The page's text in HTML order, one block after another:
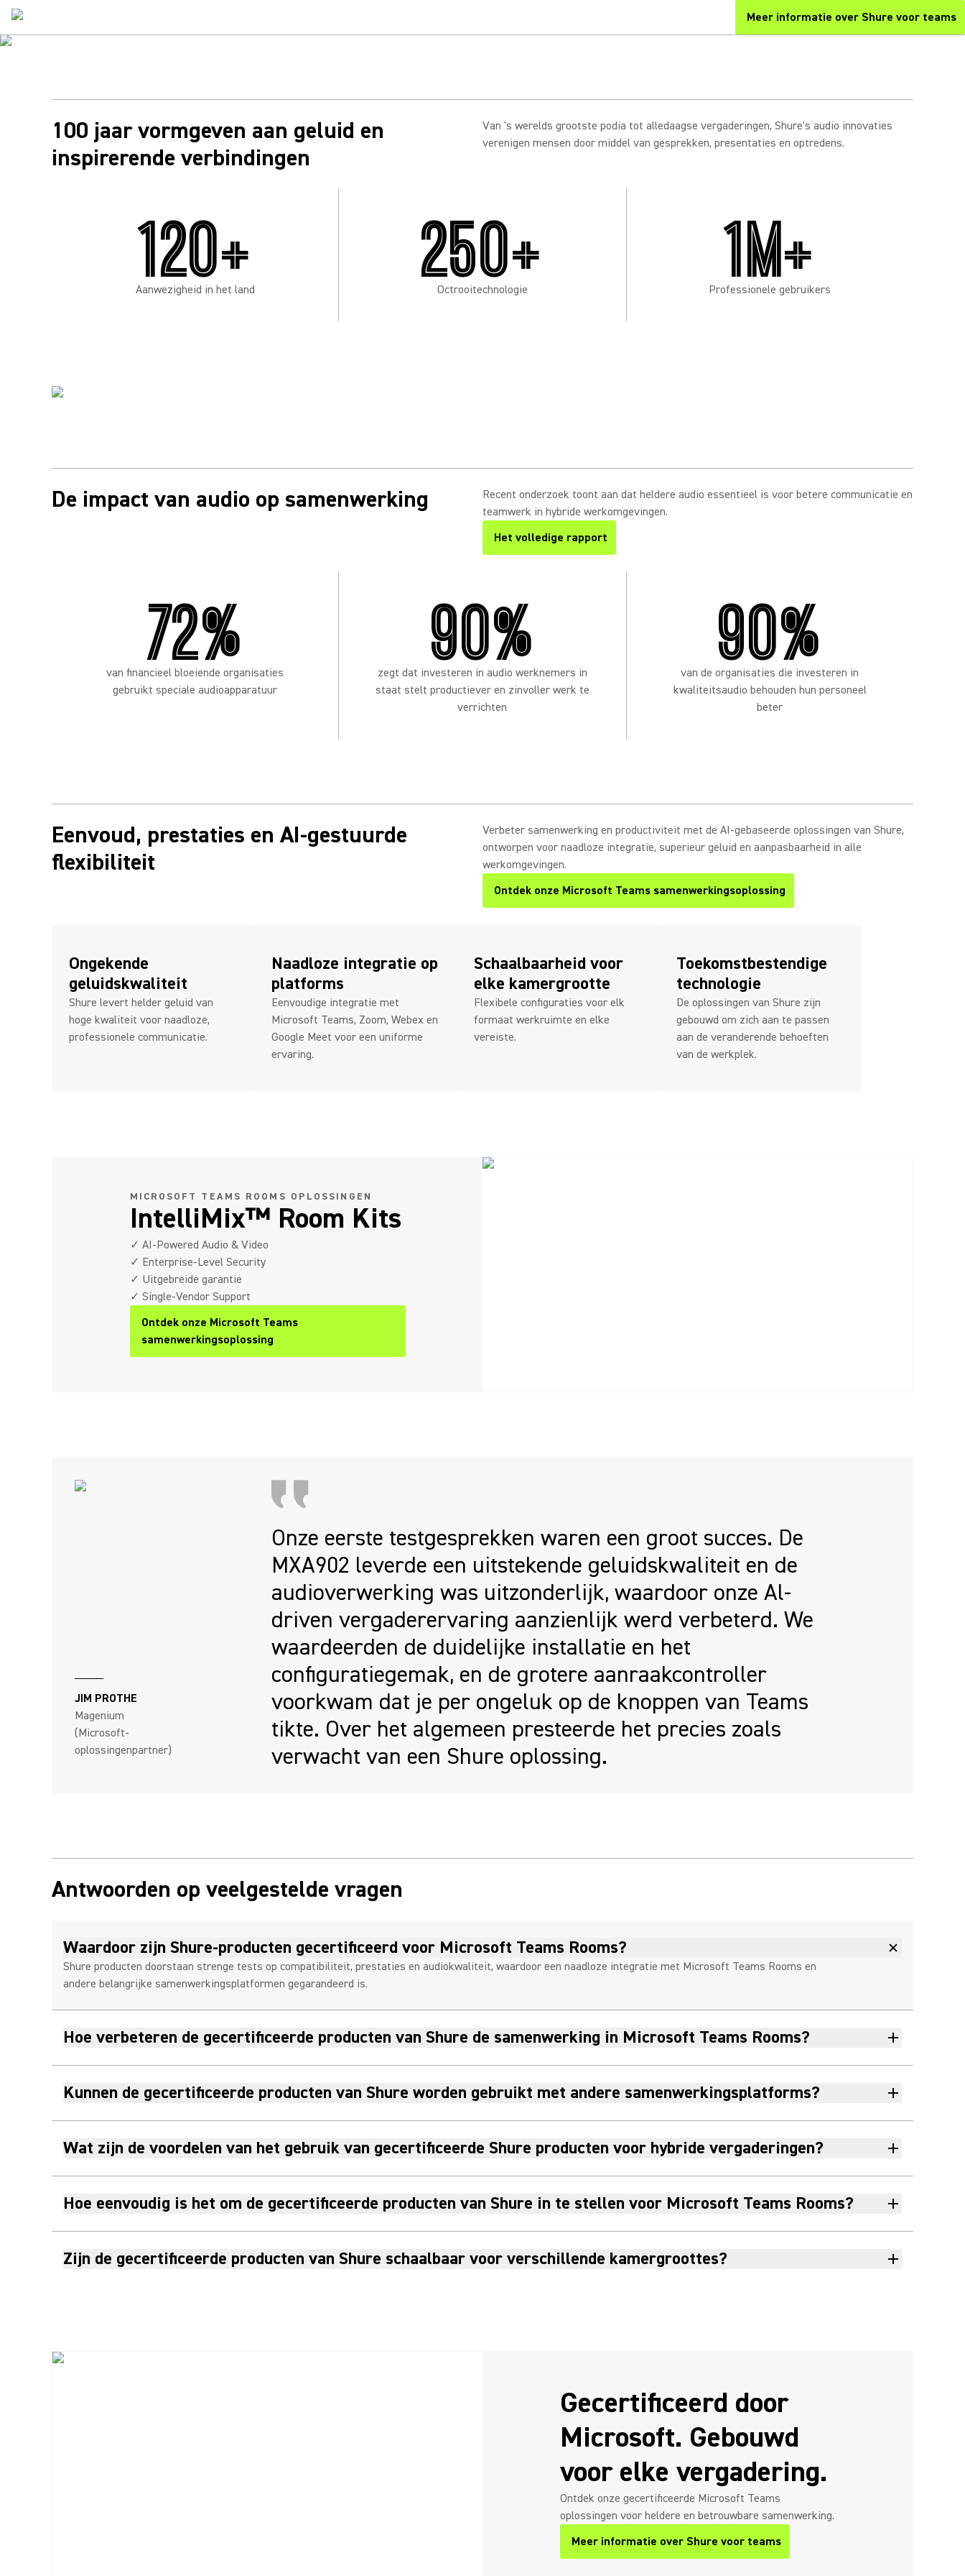
Meer informatie over Shure voor teams
(Opens in a new tab)
Meer informatie over Shure voor teams
100 jaar vormgeven aan geluid en
inspirerende verbindingen
Van 's werelds grootste podia tot alledaagse vergaderingen, Shure's audio innovaties
verenigen mensen door middel van gesprekken, presentaties en optredens.
120+
Aanwezigheid in het land
250+
Octrooitechnologie
1M+
Professionele gebruikers
De impact van audio op samenwerking
Recent onderzoek toont aan dat heldere audio essentieel is voor betere communicatie en
teamwerk in hybride werkomgevingen.
Het volledige rapport
72%
van financieel bloeiende organisaties
gebruikt speciale audioapparatuur
90%
zegt dat investeren in audio werknemers in
staat stelt productiever en zinvoller werk te
verrichten
90%
van de organisaties die investeren in
kwaliteitsaudio behouden hun personeel
beter
Eenvoud, prestaties en AI-gestuurde
flexibiliteit
Verbeter samenwerking en productiviteit met de AI-gebaseerde oplossingen van Shure,
ontworpen voor naadloze integratie, superieur geluid en aanpasbaarheid in alle
werkomgevingen.
Ontdek onze Microsoft Teams samenwerkingsoplossing
Ongekende
geluidskwaliteit
Shure levert helder geluid van
hoge kwaliteit voor naadloze,
professionele communicatie.
Naadloze integratie op
platforms
Eenvoudige integratie met
Microsoft Teams, Zoom, Webex en
Google Meet voor een uniforme
ervaring.
Schaalbaarheid voor
elke kamergrootte
Flexibele configuraties voor elk
formaat werkruimte en elke
vereiste.
Toekomstbestendige
technologie
De oplossingen van Shure zijn
gebouwd om zich aan te passen
aan de veranderende behoeften
van de werkplek.
MICROSOFT TEAMS ROOMS OPLOSSINGEN
IntelliMix™ Room Kits
✓ AI-Powered Audio & Video
✓ Enterprise-Level Security
✓ Uitgebreide garantie
✓ Single-Vendor Support
Ontdek onze Microsoft Teams
samenwerkingsoplossing
Onze eerste testgesprekken waren een groot succes. De
MXA902 leverde een uitstekende geluidskwaliteit en de
audioverwerking was uitzonderlijk, waardoor onze Al-
driven vergaderervaring aanzienlijk werd verbeterd. We
waardeerden de duidelijke installatie en het
configuratiegemak, en de grotere aanraakcontroller
voorkwam dat je per ongeluk op de knoppen van Teams
tikte. Over het algemeen presteerde het precies zoals
verwacht van een Shure oplossing.
JIM PROTHE
Magenium
(Microsoft-
oplossingenpartner)
Antwoorden op veelgestelde vragen
Waardoor zijn Shure-producten gecertificeerd voor Microsoft Teams Rooms?
Shure producten doorstaan strenge tests op compatibiliteit, prestaties en audiokwaliteit, waardoor een naadloze integratie met Microsoft Teams Rooms en
andere belangrijke samenwerkingsplatformen gegarandeerd is.
Hoe verbeteren de gecertificeerde producten van Shure de samenwerking in Microsoft Teams Rooms?
Kunnen de gecertificeerde producten van Shure worden gebruikt met andere samenwerkingsplatforms?
Wat zijn de voordelen van het gebruik van gecertificeerde Shure producten voor hybride vergaderingen?
Hoe eenvoudig is het om de gecertificeerde producten van Shure in te stellen voor Microsoft Teams Rooms?
Zijn de gecertificeerde producten van Shure schaalbaar voor verschillende kamergroottes?
Gecertificeerd door
Microsoft. Gebouwd
voor elke vergadering.
Ontdek onze gecertificeerde Microsoft Teams
oplossingen voor heldere en betrouwbare samenwerking.
Meer informatie over Shure voor teams